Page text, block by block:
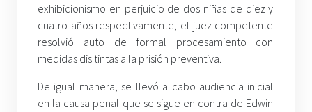
exhibicionismo en perjuicio de dos niñas de diez y
cuatro años respectivamente, el juez competente
resolvió auto de formal procesamiento con
medidas dis tintas a la prisión preventiva.
De igual manera, se llevó a cabo audiencia inicial
en la causa penal que se sigue en contra de Edwin